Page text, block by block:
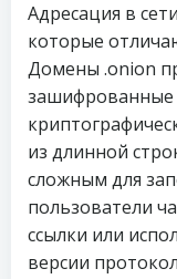
Адресация в
которые
Домены .onion
зашифрованные
из длинной
сложным для
пользователи
ссылки или
версии